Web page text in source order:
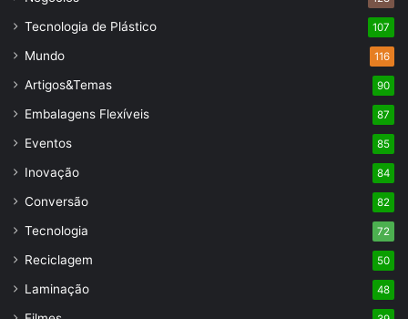
Tecnologia de Plástico 107
Mundo 116
Artigos&Temas 90
Embalagens Flexíveis 87
Eventos 85
Inovação 84
Conversão 82
Tecnologia 72
Reciclagem 50
Laminação 48